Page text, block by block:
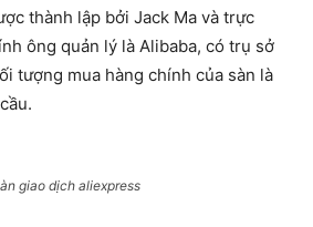
thành lập bởi Jack Ma và trực
ông quản lý là Alibaba, có trụ sở
tượng mua hàng chính của sàn là
giao dịch aliexpress